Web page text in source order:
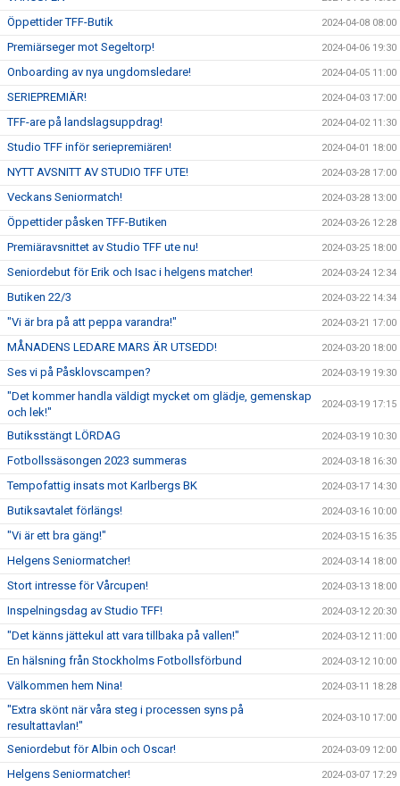
Öppettider TFF-Butik 2024-04-08 08:00
Premiärseger mot Segeltorp! 2024-04-06 19:30
Onboarding av nya ungdomsledare! 2024-04-05 11:00
SERIEPREMIÄR! 2024-04-03 17:00
TFF-are på landslagsuppdrag! 2024-04-02 11:30
Studio TFF inför seriepremiären! 2024-04-01 18:00
NYTT AVSNITT AV STUDIO TFF UTE! 2024-03-28 17:00
Veckans Seniormatch! 2024-03-28 13:00
Öppettider påsken TFF-Butiken 2024-03-26 12:28
Premiäravsnittet av Studio TFF ute nu! 2024-03-25 18:00
Seniordebut för Erik och Isac i helgens matcher! 2024-03-24 12:34
Butiken 22/3 2024-03-22 14:34
"Vi är bra på att peppa varandra!" 2024-03-21 17:00
MÅNADENS LEDARE MARS ÄR UTSEDD! 2024-03-20 18:00
Ses vi på Påsklovscampen? 2024-03-19 19:30
"Det kommer handla väldigt mycket om glädje, gemenskap
och lek!"
2024-03-19 17:15
Butiksstängt LÖRDAG 2024-03-19 10:30
Fotbollssäsongen 2023 summeras 2024-03-18 16:30
Tempofattig insats mot Karlbergs BK 2024-03-17 14:30
Butiksavtalet förlängs! 2024-03-16 10:00
"Vi är ett bra gäng!" 2024-03-15 16:35
Helgens Seniormatcher! 2024-03-14 18:00
Stort intresse för Vårcupen! 2024-03-13 18:00
Inspelningsdag av Studio TFF! 2024-03-12 20:30
"Det känns jättekul att vara tillbaka på vallen!" 2024-03-12 11:00
En hälsning från Stockholms Fotbollsförbund 2024-03-12 10:00
Välkommen hem Nina! 2024-03-11 18:28
"Extra skönt när våra steg i processen syns på
resultattavlan!"
2024-03-10 17:00
Seniordebut för Albin och Oscar! 2024-03-09 12:00
Helgens Seniormatcher! 2024-03-07 17:29